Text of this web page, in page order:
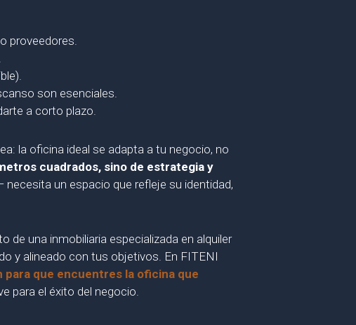
proveedores.
son esenciales.
a corto plazo.
la oficina ideal se adapta a tu negocio, no
cuadrados, sino de estrategia y
un espacio que refleje su identidad,
de una inmobiliaria especializada en alquiler
y alineado con tus objetivos. En FITENI
que encuentres la oficina que
para el éxito del negocio.